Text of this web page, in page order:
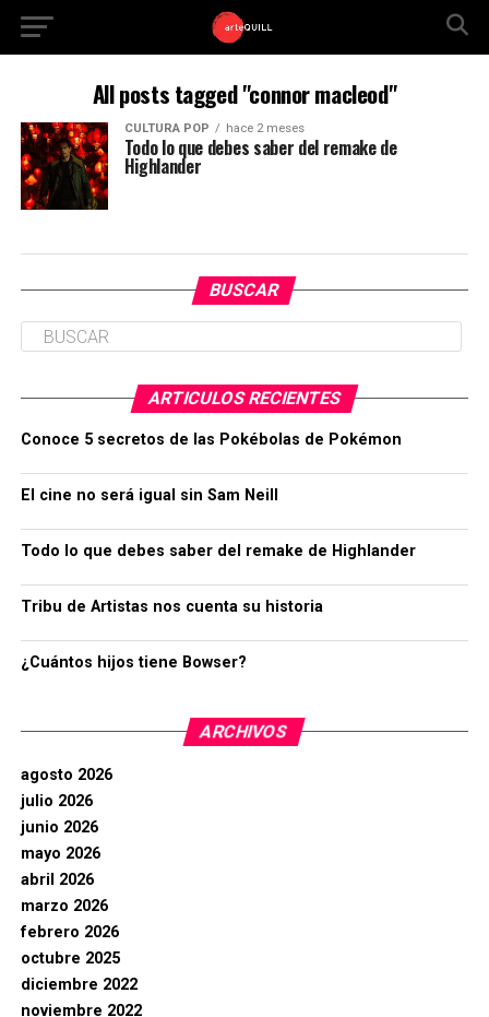
All posts tagged "connor macleod"
CULTURA POP hace 2 meses
Todo lo que debes saber del remake de
Highlander
BUSCAR
ARTICULOS RECIENTES
Conoce 5 secretos de las Pokébolas de Pokémon
El cine no será igual sin Sam Neill
Todo lo que debes saber del remake de Highlander
Tribu de Artistas nos cuenta su historia
¿Cuántos hijos tiene Bowser?
ARCHIVOS
agosto 2026
julio 2026
junio 2026
mayo 2026
abril 2026
marzo 2026
febrero 2026
octubre 2025
diciembre 2022
noviembre 2022